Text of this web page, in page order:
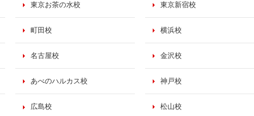
東京お茶の水校 東京新宿校
町田校 横浜校
名古屋校 金沢校
あべのハルカス校 神戸校
広島校 松山校